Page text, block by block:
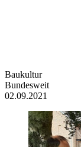
Baukultur
Bundesweit
02.09.2021